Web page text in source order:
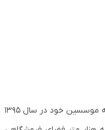
گروه کتاب ماجرا به پشتوانه تجربه بیست ساله موسسین خود در سال ۱۳۹۵